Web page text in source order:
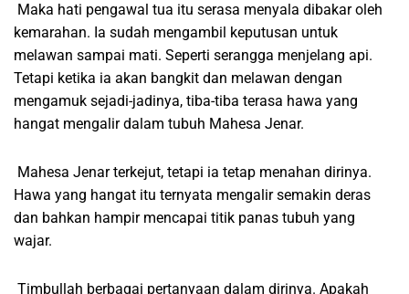
Maka hati pengawal tua itu serasa menyala dibakar oleh
kemarahan. Ia sudah mengambil keputusan untuk
melawan sampai mati. Seperti serangga menjelang api.
Tetapi ketika ia akan bangkit dan melawan dengan
mengamuk sejadi-jadinya, tiba-tiba terasa hawa yang
hangat mengalir dalam tubuh Mahesa Jenar.
Mahesa Jenar terkejut, tetapi ia tetap menahan dirinya.
Hawa yang hangat itu ternyata mengalir semakin deras
dan bahkan hampir mencapai titik panas tubuh yang
wajar.
Timbullah berbagai pertanyaan dalam dirinya. Apakah